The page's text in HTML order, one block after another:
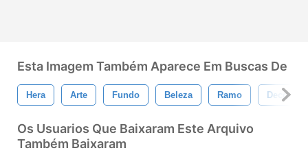
Esta Imagem Também Aparece Em Buscas De
Hera Arte Fundo Beleza Ramo
Os Usuarios Que Baixaram Este Arquivo
Também Baixaram